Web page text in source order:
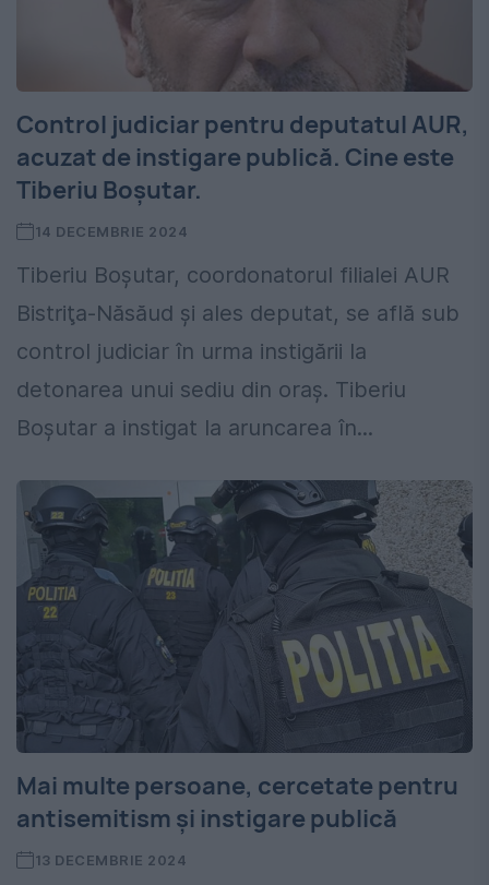
Control judiciar pentru deputatul AUR,
acuzat de instigare publică. Cine este
Tiberiu Boşutar.
14 DECEMBRIE 2024
Tiberiu Boşutar, coordonatorul filialei AUR
Bistriţa-Năsăud și ales deputat, se află sub
control judiciar în urma instigării la
detonarea unui sediu din oraș. Tiberiu
Boşutar a instigat la aruncarea în...
Mai multe persoane, cercetate pentru
antisemitism și instigare publică
13 DECEMBRIE 2024